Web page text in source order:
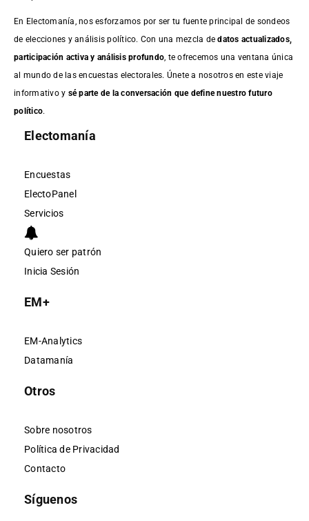
En Electomanía, nos esforzamos por ser tu fuente principal de sondeos
de elecciones y análisis político. Con una mezcla dedatos actualizados,
participación activa y análisis profundo , te ofrecemos una ventana única
al mundo de las encuestas electorales. Únete a nosotros en este viaje
informativo y sé parte de la conversación que define nuestro futuro
político.
Electomanía
Encuestas
ElectoPanel
Servicios
Quiero ser patrón
Inicia Sesión
EM+
EM-Analytics
Datamanía
Otros
Sobre nosotros
Política de Privacidad
Contacto
Síguenos